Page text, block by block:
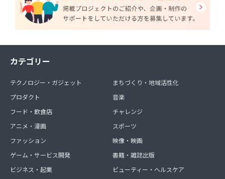
カテゴリー
テクノロジー・ガジェット
プロダクト
フード・飲食店
アニメ・漫画
ファッション
ゲーム・サービス開発
ビジネス・起業
まちづくり・地域活性化
音楽
チャレンジ
スポーツ
映像・映画
書籍・雑誌出版
ビューティー・ヘルスケア